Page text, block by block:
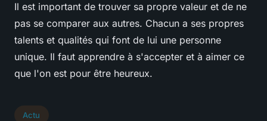
Il est important de trouver sa propre valeur et de ne
pas se comparer aux autres. Chacun a ses propres
talents et qualités qui font de lui une personne
unique. Il faut apprendre à s'accepter et à aimer ce
que l'on est pour être heureux.
Actu